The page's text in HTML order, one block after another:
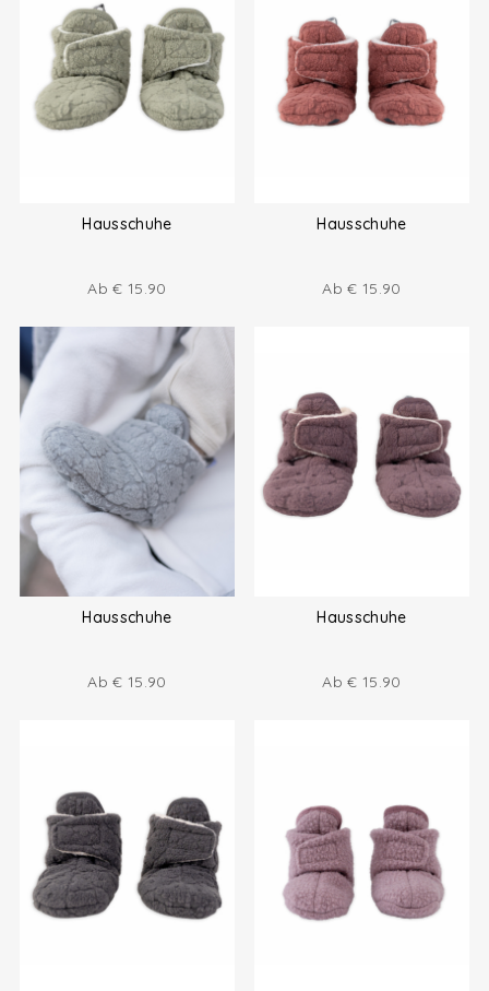
Hausschuhe
Ab€ 15.90
Hausschuhe
Ab€ 15.90
Hausschuhe
Ab€ 15.90
Hausschuhe
Ab€ 15.90